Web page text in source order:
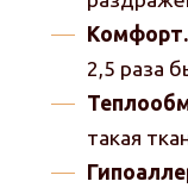
2,5 раза
такая